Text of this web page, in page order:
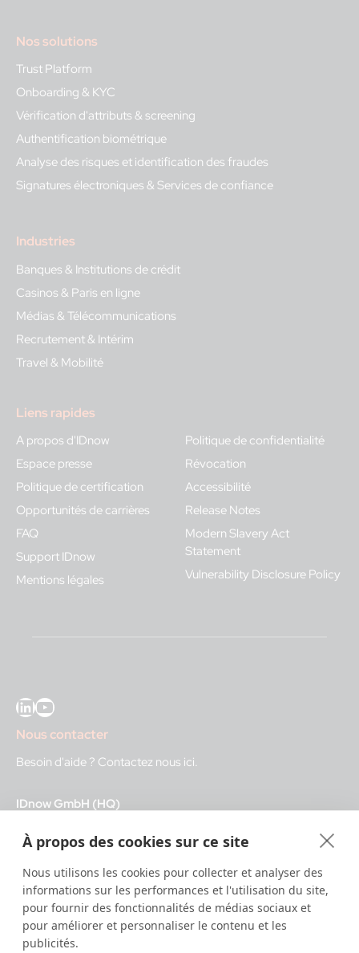
Nos solutions
Trust Platform
Onboarding & KYC
Vérification d'attributs & screening
Authentification biométrique
Analyse des risques et identification des fraudes
Signatures électroniques & Services de confiance
Industries
Banques & Institutions de crédit
Casinos & Paris en ligne
Médias & Télécommunications
Recrutement & Intérim
Travel & Mobilité
Liens rapides
A propos d'IDnow
Espace presse
Politique de certification
Opportunités de carrières
FAQ
Support IDnow
Mentions légales
Politique de confidentialité
Révocation
Accessibilité
Release Notes
Modern Slavery Act
Statement
Vulnerability Disclosure Policy
LinkedIn YouTube
Nous contacter
Besoin d'aide ? Contactez nous ici.
IDnow GmbH (HQ)
Heures d'ouverture
Centre d'identification
8:00 – 12:00. CET - service diurne
12:00 – 20:00 CET - service nocturne
À propos des cookies sur ce site
Nous utilisons les cookies pour collecter et analyser des
informations sur les performances et l'utilisation du site,
pour fournir des fonctionnalités de médias sociaux et
pour améliorer et personnaliser le contenu et les
publicités.